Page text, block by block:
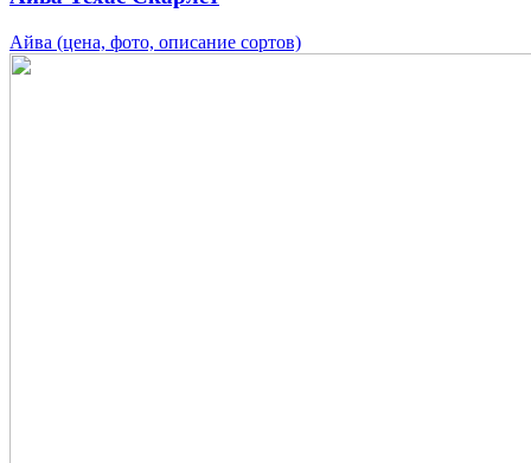
Айва (цена, фото, описание сортов)